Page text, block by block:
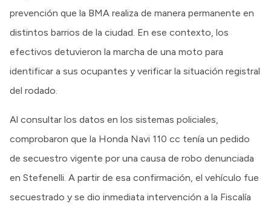
prevención que la BMA realiza de manera permanente en
distintos barrios de la ciudad. En ese contexto, los
efectivos detuvieron la marcha de una moto para
identificar a sus ocupantes y verificar la situación registral
del rodado.
Al consultar los datos en los sistemas policiales,
comprobaron que la Honda Navi 110 cc tenía un pedido
de secuestro vigente por una causa de robo denunciada
en Stefenelli. A partir de esa confirmación, el vehículo fue
secuestrado y se dio inmediata intervención a la Fiscalía